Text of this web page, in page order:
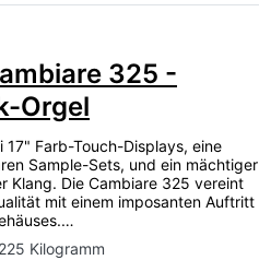
325 -
Orgel
17" Farb-Touch-Displays, eine
Sample-Sets, und ein mächtiger
Klang. Die Cambiare 325 vereint
mit einem imposanten Auftritt
225 Kilogramm